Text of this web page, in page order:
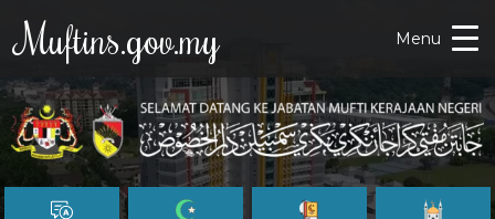
Muftins.gov.my Menu